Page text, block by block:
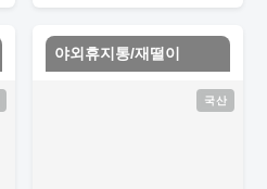
야외휴지통/재떨이
국산